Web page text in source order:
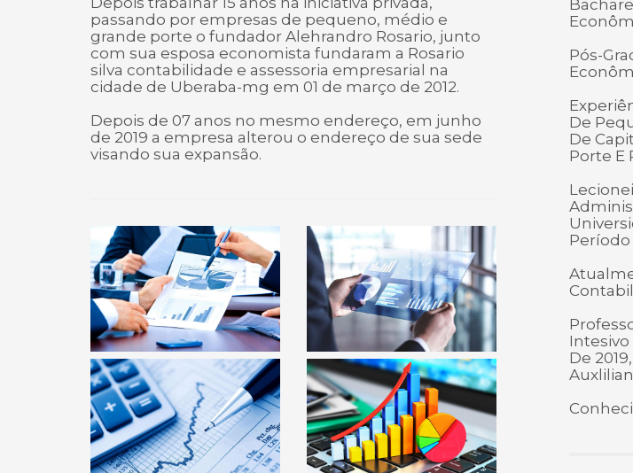
passando por empresas de pequeno, médio e
grande porte o fundador Alehrandro Rosario, junto
com sua esposa economista fundaram a Rosario
silva contabilidade e assessoria empresarial na
cidade de Uberaba-mg em 01 de março de 2012.
Depois de 07 anos no mesmo endereço, em junho
de 2019 a empresa alterou o endereço de sua sede
visando sua expansão.
Pós-
De
De
Porte E
Período
Intesivo
De